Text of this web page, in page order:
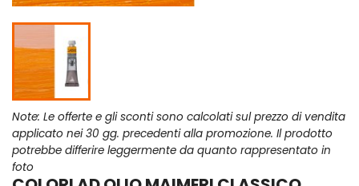
Note: Le offerte e gli sconti sono calcolati sul prezzo di vendita
applicato nei 30 gg. precedenti alla promozione. Il prodotto
potrebbe differire leggermente da quanto rappresentato in
foto